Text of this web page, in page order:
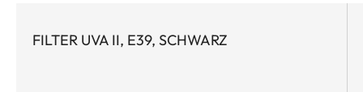
FILTER UVA II, E39, SCHWARZ